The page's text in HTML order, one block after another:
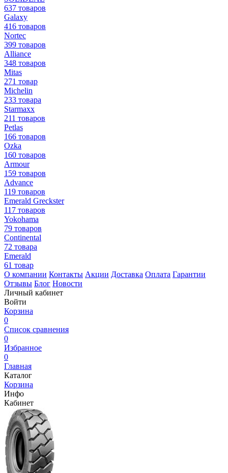
637 товаров
Galaxy
416 товаров
Nortec
399 товаров
Alliance
348 товаров
Mitas
271 товар
Michelin
233 товара
Starmaxx
211 товаров
Petlas
166 товаров
Ozka
160 товаров
Armour
159 товаров
Advance
119 товаров
Emerald Greckster
117 товаров
Yokohama
79 товаров
Continental
72 товара
Emerald
61 товар
О компании Контакты Акции Доставка Оплата Гарантии
Отзывы Блог Новости
Личный кабинет
Войти
Корзина
0
Список сравнения
0
Избранное
0
Главная
Каталог
Корзина
Инфо
Кабинет